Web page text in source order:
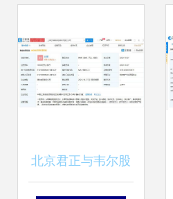
北京君正与韦尔股